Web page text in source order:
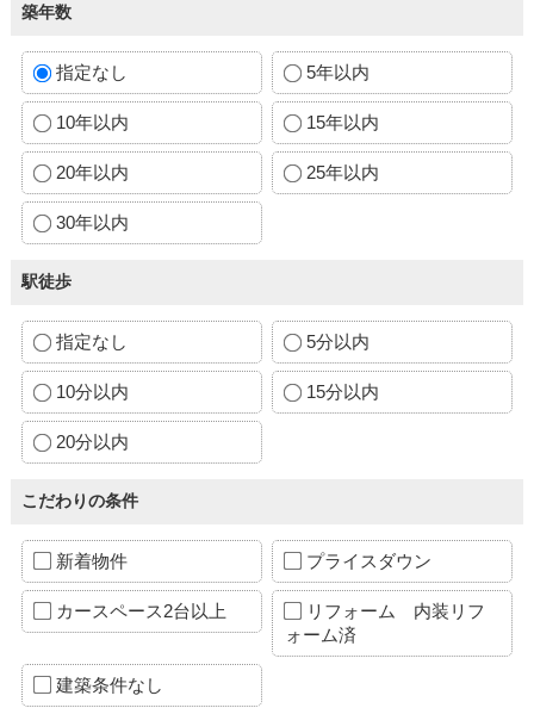
築年数
指定なし 5年以内
10年以内 15年以内
20年以内 25年以内
30年以内
駅徒歩
指定なし 5分以内
10分以内 15分以内
20分以内
こだわりの条件
新着物件 プライスダウン
カースペース2台以上
リフォーム 内装リフ
ォーム済
建築条件なし